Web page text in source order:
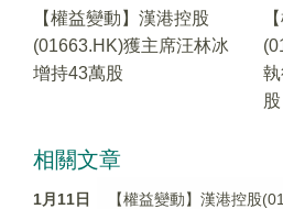
【權益變動】漢港控股
(01663.HK)獲主席汪林冰
增持43萬股
股
相關文章
1月11日
【權益變動】漢港控股